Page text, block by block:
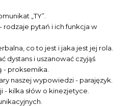
„TY”.
rodzaje pytań i ich funkcja w
co to jest i jaka jest jej rola.
dystans i uszanować czyjąś
- proksemika.
naszej wypowiedzi - parajęzyk.
- kilka słów o kinezjetyce.